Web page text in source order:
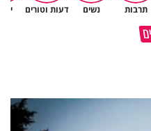
תרבות נשים דעות וטורים
גם ׳הרע׳ זה הרחמים של בורא